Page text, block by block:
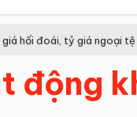
giá hối đoái, tỷ giá ngoại tệ
động